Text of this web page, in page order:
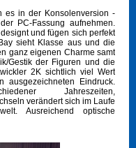
es in der Konsolenversion -
PC-Fassung aufnehmen.
und fügen sich perfekt
sieht Klasse aus und die
ganz eigenen Charme samt
Gestik der Figuren und die
2K sichtlich viel Wert
ausgezeichneten Eindruck.
Jahreszeiten,
verändert sich im Laufe
Ausreichend optische